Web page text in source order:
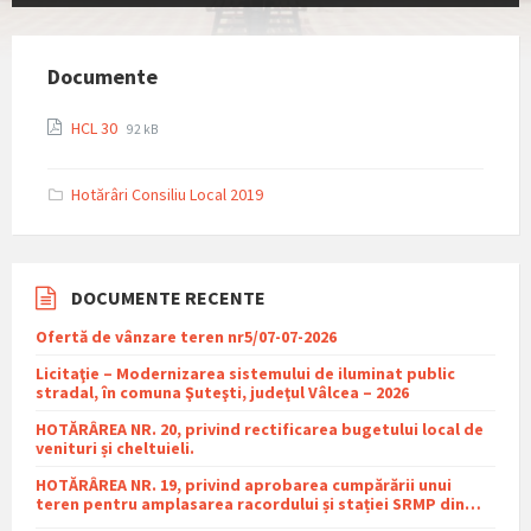
Documente
HCL 30 File
File
92 kB
Hotărâri Consiliu Local 2019
DOCUMENTE RECENTE
Ofertă de vânzare teren nr5/07-07-2026
Licitaţie – Modernizarea sistemului de iluminat public
stradal, în comuna Şuteşti, judeţul Vâlcea – 2026
HOTĂRÂREA NR. 20, privind rectificarea bugetului local de
venituri și cheltuieli.
HOTĂRÂREA NR. 19, privind aprobarea cumpărării unui
teren pentru amplasarea racordului și stației SRMP din